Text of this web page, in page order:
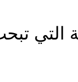
التي